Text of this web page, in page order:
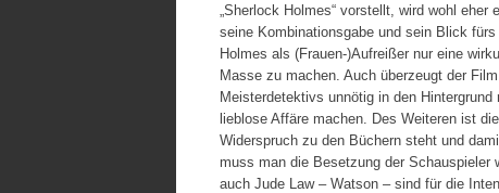
„Sherlock Holmes“ vorstellt, wird wohl
seine Kombinationsgabe und sein Blick
Holmes als (Frauen-)Aufreißer nur eine
Masse zu machen. Auch überzeugt der
Meisterdetektivs unnötig in den
lieblose Affäre machen. Des Weiteren ist
Widerspruch zu den Büchern steht und
muss man die Besetzung der Schauspieler
auch Jude Law – Watson – sind für die